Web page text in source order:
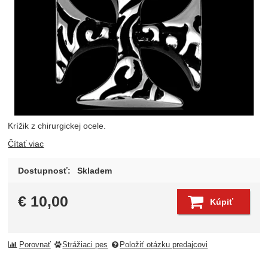
Krížik z chirurgickej ocele.
Čítať viac
Dostupnosť: Skladem
€ 10,00 Kúpiť
Porovnať Strážiaci pes Položiť otázku predajcovi